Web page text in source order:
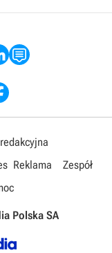
Reklama
Zespół
Polska SA